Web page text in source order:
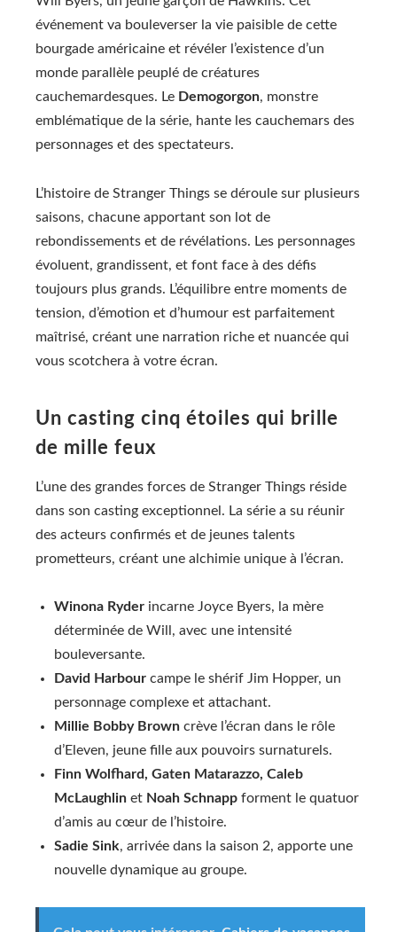
événement va bouleverser la vie paisible de cette
bourgade américaine et révéler l’existence d’un
monde parallèle peuplé de créatures
cauchemardesques. Le Demogorgon, monstre
emblématique de la série, hante les cauchemars des
personnages et des spectateurs.
L’histoire de Stranger Things se déroule sur plusieurs
saisons, chacune apportant son lot de
rebondissements et de révélations. Les personnages
évoluent, grandissent, et font face à des défis
toujours plus grands. L’équilibre entre moments de
tension, d’émotion et d’humour est parfaitement
maîtrisé, créant une narration riche et nuancée qui
vous scotchera à votre écran.
Un casting cinq étoiles qui brille
de mille feux
L’une des grandes forces de Stranger Things réside
dans son casting exceptionnel. La série a su réunir
des acteurs confirmés et de jeunes talents
prometteurs, créant une alchimie unique à l’écran.
Winona Ryder incarne Joyce Byers, la mère
déterminée de Will, avec une intensité
bouleversante.
David Harbour campe le shérif Jim Hopper, un
personnage complexe et attachant.
Millie Bobby Brown crève l’écran dans le rôle
d’Eleven, jeune fille aux pouvoirs surnaturels.
Finn Wolfhard, Gaten Matarazzo, Caleb
McLaughlin et Noah Schnapp forment le quatuor
d’amis au cœur de l’histoire.
Sadie Sink, arrivée dans la saison 2, apporte une
nouvelle dynamique au groupe.